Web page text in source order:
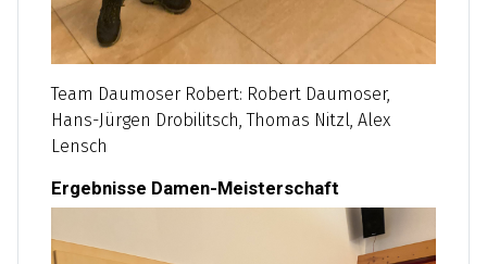
Team Daumoser Robert: Robert Daumoser,
Hans-Jürgen Drobilitsch, Thomas Nitzl, Alex
Lensch
Ergebnisse Damen-Meisterschaft